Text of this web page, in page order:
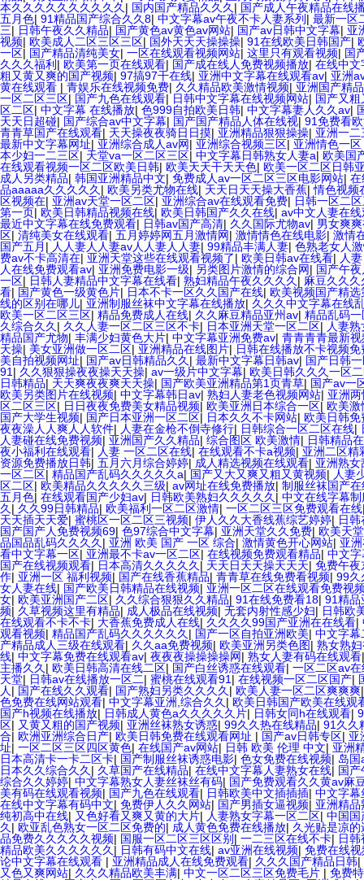
本久久久久久久久久久久 | 国内国产精品久久久 | 国产成人午夜精品在线
五月色| 91精品国产综合久久8| 中文字幕av午夜不卡人妻系列 | 最新一区
三| 日韩午夜久久精品| 国产黄色av黄色av网站| 国产av日韩中文字幕| 亚
视频| 欧美成人二区三区三区| 国外天天天操操操| 91在线欧美日韩国产|
一区| 国产精品清纯美女| 一区在线观看视频网站| 这里只有观看视频| 国
久久久福利 | 欧美第一页在线观看| 国产成在线人免费视频播放| 在线中文
粗又黄又爽的国产视频| 97搞97干在线| 亚洲中文字幕在线观看av| 亚洲
黄在线观看 | 青娱乐在线视频免费| 久久精品欧美激情视频| 亚洲国产精
一区二区三区| 国产九色在线观看| 日韩中文字幕在线视频网站| 国产又
区二区| 中文字幕 在线播放| 色999自拍欧美日韩| 中文字幕妻人久久av|
天天日超碰| 国产综合av中文字幕| 国产国产精品人体在线视| 91免费看
青青草国产在线观看| 天天操夜夜骑日日摸| 亚洲精品狠狠操操| 亚洲一
最新中文字幕网址| 亚洲综合成人av网| 亚洲综合视频三区| 亚洲情色一
本少妇一二三区| 天堂va一区二区三区| 中文字幕日韩熟女人妻a| 欧美国
在线观看视频一区二区欧美日韩| 欧美天天干天天色| 欧美一区二区日韩
成人另类精品| 韩国亚洲精品中文| 免费成人av一区二区三区电影网站| 在
品aaaaa久久久久久 | 欧美另类尤物在线| 天天日天天操大香蕉|情色视频
区视频在| 亚洲av天堂一区二区| 亚洲综合av在线观看免费| 日韩一区二
第一页| 欧美日韩精品视频在线| 欧美日韩国产久久在线| av中文人妻在线
最近中文字幕在线免费观看| 日韩av国产高清| 久久国际尤物av| 男女爽
区| 清纯美女在线观看| 五月婷婷网五月激情网| 激情情色在线电影| 激情
国产五月 | 人人妻人人妻av人人妻人人妻| 99精品丰满人妻| 色熟老女人
费av不卡高清在| 亚洲天堂这些在线观看视频了| 欧美日韩av在线看| 人
人在线免费观看av| 亚洲免费电影一级| 另类图片激情的综合网| 国产午
一区| 日韩人妻精品中文字幕在线看| 熟妇精品午夜久久久久 | 麻豆久久久
看| 国产黄色一级黄色片| 日本不卡一区久久国产在线| 欧美视频国产精选
线的区别在哪儿| 亚洲制服丝袜中文字幕在线播放| 久久久中文字幕在线
欧美一区二区三区| 精品免费成人在线| 久久麻豆精品亚州av| 精品乱码
久综合久久 | 久久人妻一区二区三区不卡| 日本亚洲天堂一区二区| 人妻
精品国产尤物| 丰满少妇黄色大片| 中文字幕亚洲免费av| 青青青青最新
天操| 美女亚洲做一区二区| 亚洲精品在线图片| 日韩在线播放不卡视频免
美自拍视频网址| 国产av日韩精品久久 | 最新中文字幕日韩av| 国产日韩
91 | 久久狠狠操夜夜操天天操| av一级片中文字幕| 欧美日韩久久久一区
日韩精品| 天天爽夜夜爽天天操| 国产欧美亚洲精品第1页青草| 国产av一
欧美另类图片在线视频| 中文字幕韩日av| 熟妇人妻老色视频网站| 亚洲
区二区三区| 日日夜夜免费美女精品视频| 欧美亚洲日本综合一区| 欧美激
国产大学生视频| 国产日本亚洲一区二区| 日本久久不卡网站| 欧美日韩免
夜夜澡人人爽人人软件| 人妻在金枪不倒寺修行| 日韩综合一区二区在线|
人妻碰在线免费视频| 亚洲国产久久精品| 综合图区 欧美激情| 日韩精品
夜小福利在线观看| 人妻 一区二区在线| 在线观看不卡a视频| 亚洲二区精
资源免费播放日韩| 五月六月综合婷婷| 成人精选视频在线观看| 亚洲熟
一区二区| 精品国产乱码久久久久久a| 国产又大又爽又粗又黄视频| 人妻
区二区| 欧美精品久久久久久三级| av网址在线免费播放| 制服丝袜国产在
五月色| 在线观看国产少妇av| 日韩欧美熟妇久久久久久 | 中文在线字幕
久 | 久久99日韩精品| 欧美福利一区二区激情| 一区二区三区免费观看在线
天天插天天爱| 蜜桃区一区二区三视频| 伊人久久大香线蕉综艺婷婷| 日
国产国产人免费视频69| 色97综合中文字幕| 亚洲天堂久久免费| 欧美天
品国品乱码久久久久 | 亚洲 欧美 国产 一区 综合| 激情黄色开心网站| 亚
看中文字幕一区| 亚洲最不卡av一区二区| 在线视频免费观看精品| 中文
国产在线视频观看| 日本高清久久久久久 | 天天日天天操天天天| 免费午夜
作| 亚洲一区 福利视频| 国产在线香蕉精品| 青青草在线免费看视频| 99久
女人妻在线| 国产欧美日韩精品在线视频| 亚洲一区二区在线观看免费视
女| 欧美亚洲国产二区| 久久综合狠狠久久精品| 91在线免费看18| 91精品
频| 久草视频这里有精品| 成人极品在线视频| 无套内射性感少妇| 日韩欧
在线观看不卡不卡| 大香蕉免费成人在线| 久久久久99国产亚洲在在线看|
观看视频| 精品国产乱码久久久久久久 | 国产一区自拍亚洲欧美| 中文字幕
产精品成人三级在线观看| 久久aa免费视频| 欧美亚洲另类色图| 熟女熟
线| 中文字幕免费在线观看av| 夜夜夜操操操操网| 熟女人妻有码在线观看
主播久久 | 欧美日韩高清在线二区| 国产白丝诱惑在线观看| 一区二区av
天堂| 日韩av在线播放一区二| 蜜桃在线观看91 | 在线视频一区二区国产|
人 | 国产在线久久观看| 国产熟妇另类久久久久 | 欧美人妻一区二区爽爽爽
色免费在线网站观看| 中文字幕亚洲,综合久久 | 欧美日韩国产欧美在线观
国产h视频在线播放| 日韩成人黄色a久久久久久片| 日韩女同h在线观看|
区| 又黄又粗的国产视频| 亚洲丝袜熟女诱惑| 99久久热在线精品| 91久久
合| 欧洲亚洲综合日产| 欧美日韩免费在线观看网址 | 国产av日韩专区| 亚
址| 一区二区三区四区黄色| 在线国产av网站| 日韩 欧美 伦理 中文| 亚洲
日本高清卡一卡二区卡| 国产制服丝袜诱惑电影| 色女免费在线视频| 岛国
日本久久综合久久 | 久草国产在线精品| 在线中文字幕人妻熟女在线| 国产
综合久久婷婷| 中文字幕熟女人妻丝袜丝有码| 国产免费观看久久黄av麻
美有码在线观看视频| 国产九色在线观看| 日韩欧美中文插插插| 中文字幕
在线中文字幕有码中文| 免费伊人久久网站| 国产男插女逼视频| 亚洲精
纯初高中在线| 又色好看又爽又黄的大片| 人妻熟女字幕一区二区| 中国国
久 | 欧亚乱色熟女一区二区免费的| 成人黄色免费在线播放| 久光贴是凉的
品免费久久久久久视频| 国服一区二区三区区别 | 一二三区在线不卡| 日
精品欧美久久久久久久 | 日韩有码中文在线| av亚洲在线视频| 免费在线
论中文字幕在线观看 | 亚洲精品成人在线免费观看| 久久久国产精品日韩|
又色又爽网站| 久久久精品欧美丰满| 中文一区二区三区免费毛片 | 免费